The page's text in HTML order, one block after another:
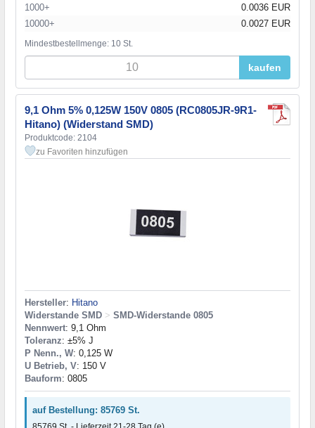
1000+
0.0036 EUR
10000+
0.0027 EUR
Mindestbestellmenge: 10 St.
kaufen
9,1 Ohm 5% 0,125W 150V 0805 (RC0805JR-9R1-
Hitano) (Widerstand SMD)
Produktcode: 2104
zu Favoriten hinzufügen
Hersteller: Hitano
Widerstande SMD > SMD-Widerstande 0805
Nennwert: 9,1 Ohm
Toleranz: ±5% J
P Nenn., W: 0,125 W
U Betrieb, V: 150 V
Bauform: 0805
auf Bestellung: 85769 St.